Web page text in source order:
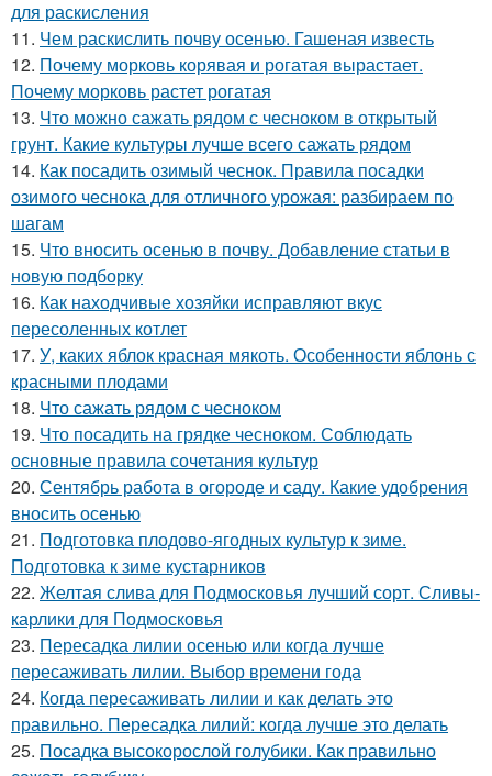
для раскисления
11. Чем раскислить почву осенью. Гашеная известь
12. Почему морковь корявая и рогатая вырастает.
Почему морковь растет рогатая
13. Что можно сажать рядом с чесноком в открытый
грунт. Какие культуры лучше всего сажать рядом
14. Как посадить озимый чеснок. Правила посадки
озимого чеснока для отличного урожая: разбираем по
шагам
15. Что вносить осенью в почву. Добавление статьи в
новую подборку
16. Как находчивые хозяйки исправляют вкус
пересоленных котлет
17. У, каких яблок красная мякоть. Особенности яблонь с
красными плодами
18. Что сажать рядом с чесноком
19. Что посадить на грядке чесноком. Соблюдать
основные правила сочетания культур
20. Сентябрь работа в огороде и саду. Какие удобрения
вносить осенью
21. Подготовка плодово-ягодных культур к зиме.
Подготовка к зиме кустарников
22. Желтая слива для Подмосковья лучший сорт. Сливы-
карлики для Подмосковья
23. Пересадка лилии осенью или когда лучше
пересаживать лилии. Выбор времени года
24. Когда пересаживать лилии и как делать это
правильно. Пересадка лилий: когда лучше это делать
25. Посадка высокорослой голубики. Как правильно